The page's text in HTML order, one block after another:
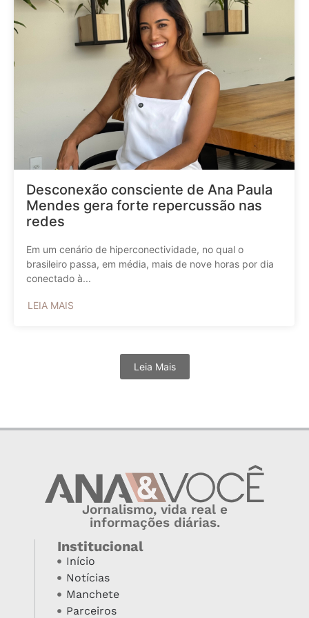
Desconexão consciente de Ana Paula
Mendes gera forte repercussão nas
redes
Em um cenário de hiperconectividade, no qual o
brasileiro passa, em média, mais de nove horas por dia
conectado à...
LEIA MAIS
Leia Mais
Jornalismo, vida real e
informações diárias.
Institucional
Início
Notícias
Manchete
Parceiros